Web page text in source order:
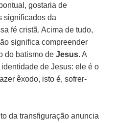
gostaria de
significados da
fé cristã. Acima de tudo,
significa compreender
do batismo deJesus. A
de Jesus: ele é o
êxodo, isto é, sofrer-
da transfiguração anuncia